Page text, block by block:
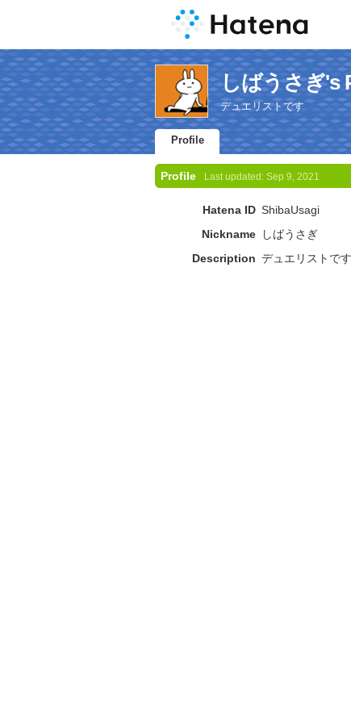
しばうさぎ's
デュエリストです
Profile
Profile Last updated: Sep 9, 2021
Hatena ID ShibaUsagi
Nickname
しばうさぎ
Description デュエリストです